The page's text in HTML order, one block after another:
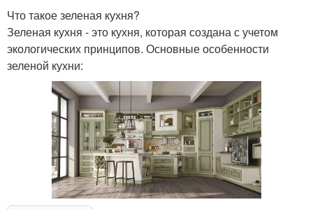
Что такое зеленая кухня?
Зеленая кухня - это кухня, которая создана с учетом
экологических принципов. Основные особенности
зеленой кухни: